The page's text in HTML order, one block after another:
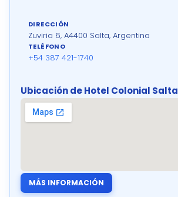
DIRECCIÓN
Zuviria 6, A4400 Salta, Argentina
TELÉFONO
+54 387 421-1740
Ubicación de Hotel Colonial Salta
MÁS INFORMACIÓN